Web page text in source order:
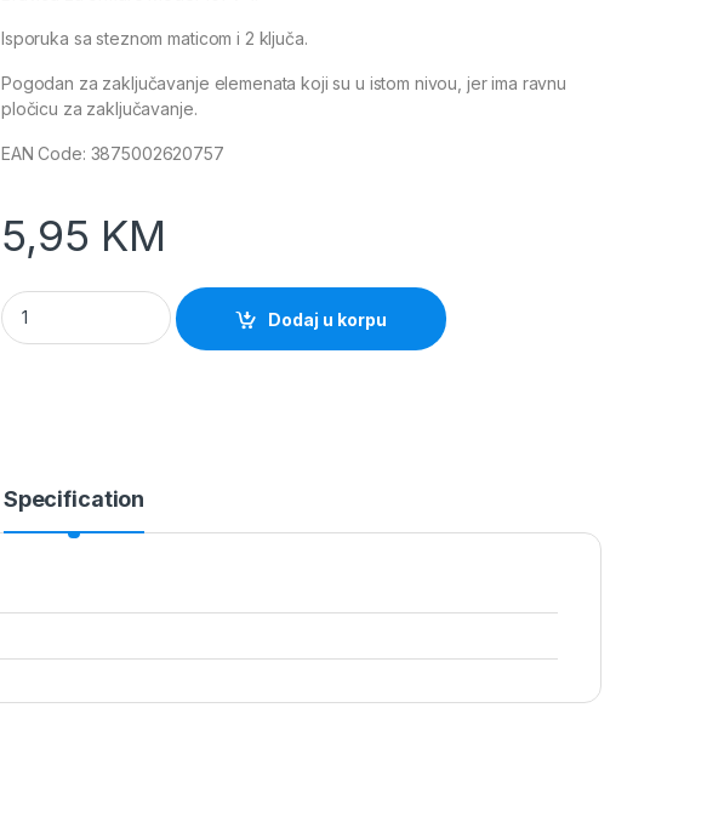
Isporuka sa steznom maticom i 2 ključa.
Pogodan za zaključavanje elemenata koji su u istom nivou, jer ima ravnu
pločicu za zaključavanje.
EAN Code: 3875002620757
5,95 KM
Bravica za ormare 101 V-1 quantity
Dodaj u korpu
Specification